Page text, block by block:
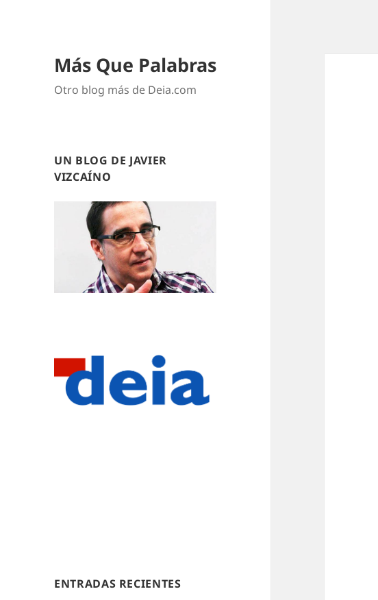
Más Que Palabras
Otro blog más de Deia.com
UN BLOG DE JAVIER
VIZCAÍNO
ENTRADAS RECIENTES